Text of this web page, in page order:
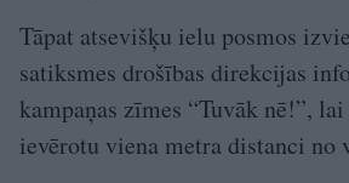
Tāpat atsevišķu ielu posmos
satiksmes drošības direkcijas
kampaņas zīmes “Tuvāk nē!”,
ievērotu viena metra distanci no